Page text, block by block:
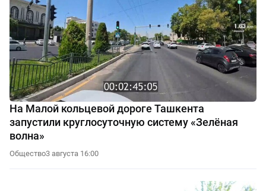
На Малой кольцевой дороге Ташкента
запустили круглосуточную систему «Зелёная
волна»
Общество3 августа 16:00